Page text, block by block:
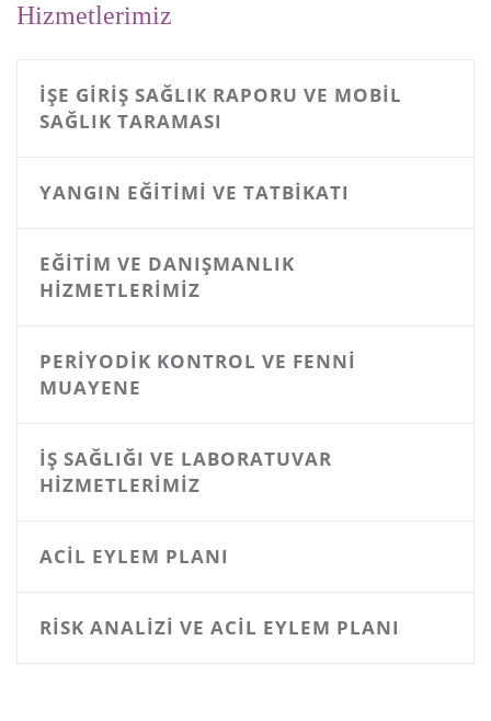
Hizmetlerimiz
İŞE GIRIŞ SAĞLIK RAPORU VE MOBIL
SAĞLIK TARAMASI
YANGIN EĞITIMI VE TATBIKATI
EĞITIM VE DANIŞMANLIK
HIZMETLERIMIZ
PERIYODIK KONTROL VE FENNI
MUAYENE
İŞ SAĞLIĞI VE LABORATUVAR
HIZMETLERIMIZ
ACIL EYLEM PLANI
RISK ANALIZI VE ACIL EYLEM PLANI